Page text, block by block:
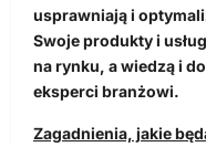
usprawniają i
Swoje produkty i
na rynku, a wiedzą i
eksperci branżowi.
Zagadnienia, jakie